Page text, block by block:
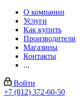
О компании
Услуги
Как купить
Производители
Магазины
Контакты
...
Войти
+7 (812) 372-60-50